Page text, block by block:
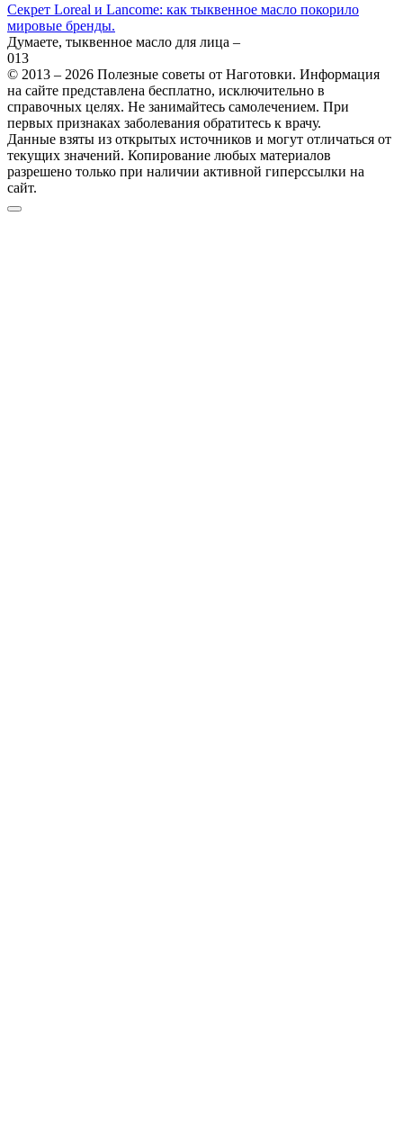
Секрет Loreal и Lancome: как тыквенное масло покорило
мировые бренды.
Думаете, тыквенное масло для лица –
013
© 2013 – 2026 Полезные советы от Наготовки. Информация
на сайте представлена бесплатно, исключительно в
справочных целях. Не занимайтесь самолечением. При
первых признаках заболевания обратитесь к врачу.
Данные взяты из открытых источников и могут отличаться от
текущих значений. Копирование любых материалов
разрешено только при наличии активной гиперссылки на
сайт.